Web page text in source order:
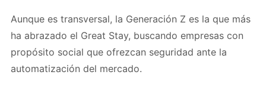
Aunque es transversal, la Generación Z es la que más
ha abrazado el Great Stay, buscando empresas con
propósito social que ofrezcan seguridad ante la
automatización del mercado.